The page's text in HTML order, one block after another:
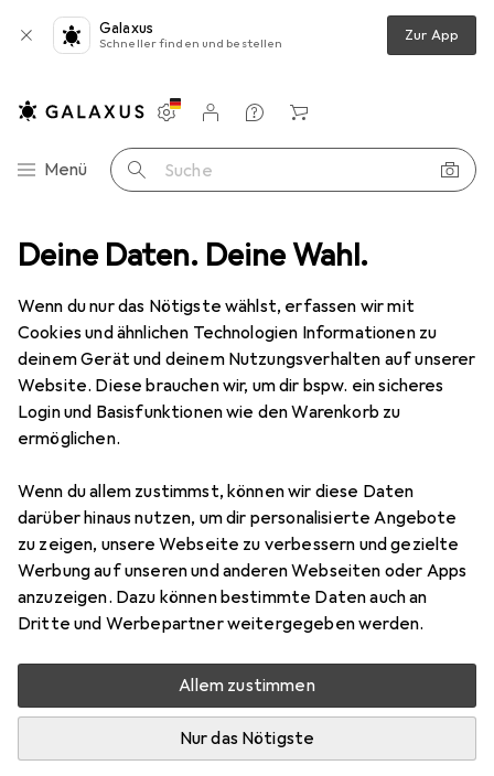
Deine Daten. Deine Wahl.
Wenn du nur das Nötigste wählst, erfassen wir mit
Cookies und ähnlichen Technologien Informationen zu
deinem Gerät und deinem Nutzungsverhalten auf unserer
Website. Diese brauchen wir, um dir bspw. ein sicheres
Login und Basisfunktionen wie den Warenkorb zu
ermöglichen.
Wenn du allem zustimmst, können wir diese Daten
darüber hinaus nutzen, um dir personalisierte Angebote
zu zeigen, unsere Webseite zu verbessern und gezielte
Werbung auf unseren und anderen Webseiten oder Apps
anzuzeigen. Dazu können bestimmte Daten auch an
Dritte und Werbepartner weitergegeben werden.
Allem zustimmen
Nur das Nötigste
Galaxus
Schneller finden und bestellen Zur App
Navigation nach Kategorien
Menü Suche
Einstellungen
Kundenkonto
Vergleichslisten
Merklisten
Warenkorb
Schrauben + Bohren Bohrereinsatz Titex Spiralbohrer
2 Bilder
MENGENRABATT
Titex Spiralbohrer
6.2 mm
Preis in EUR inkl. MwSt.
EUR
13,34
Bewertungen Marke
Zwischen Do, 20.8. und Fr, 4.9. geliefert
10 Stück an Lager beim Lieferanten